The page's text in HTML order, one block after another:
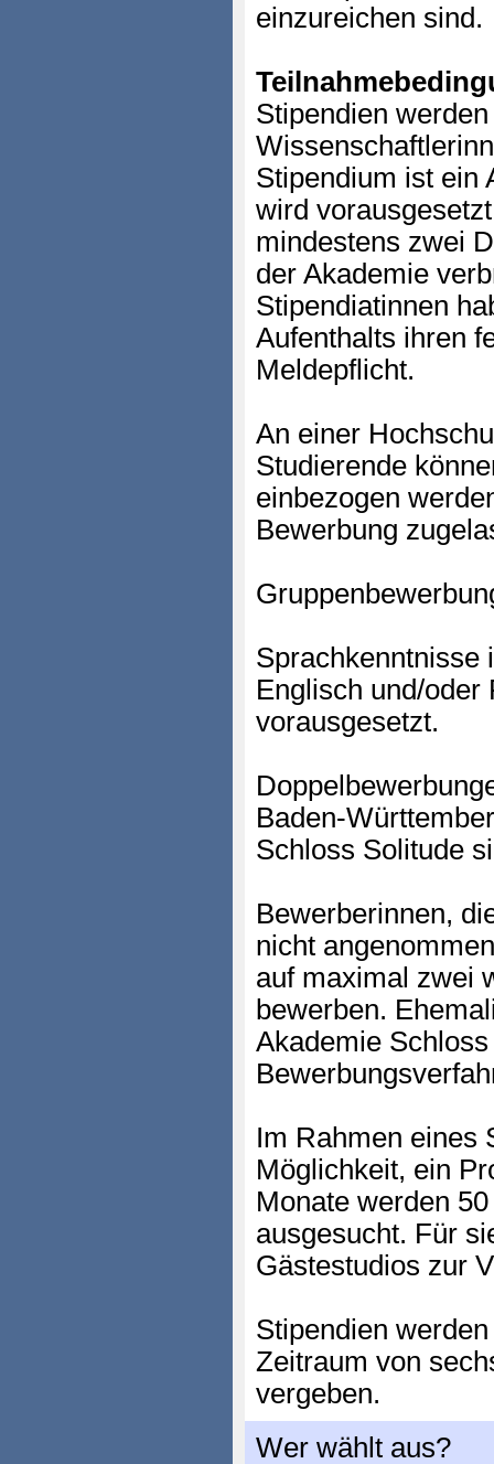
einzureichen sind.
Stipendien
Stipendium ist ein
wird
mindestens zwei
der Akademie
Stipendiatinnen
Aufenthalts ihren
Meldepflicht.
An einer
Studierende
einbezogen
Bewerbung
Sprachkenntnisse
Englisch und/oder
vorausgesetzt.
Baden-
Schloss Solitude
Bewerberinnen,
nicht
auf maximal zwei
bewerben.
Akademie
Im Rahmen eines
Möglichkeit, ein
Monate werden
ausgesucht. Für
Gästestudios zur
Stipendien
Zeitraum von
vergeben.
Wer wählt aus?